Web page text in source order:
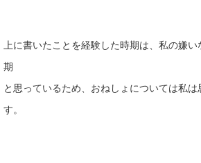
上に書いたことを経験した時期は、私の嫌
期
と思っているため、おねしょについては私
す。